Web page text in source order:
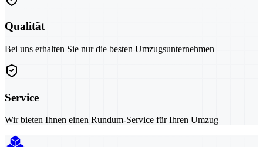
Qualität
Bei uns erhalten Sie nur die besten Umzugsunternehmen
Service
Wir bieten Ihnen einen Rundum-Service für Ihren Umzug